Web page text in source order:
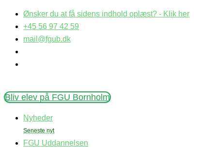
Ønsker du at få sidens indhold oplæst? - Klik her
+45 56 97 42 59
mail@fgub.dk
Bliv elev på FGU Bornholm
Nyheder
FGU Uddannelsen